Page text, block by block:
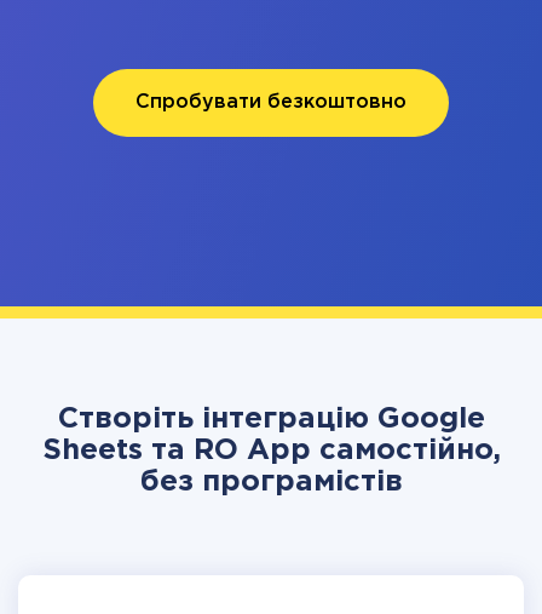
Спробувати безкоштовно
Створіть інтеграцію Google
Sheets та RO App самостійно,
без програмістів